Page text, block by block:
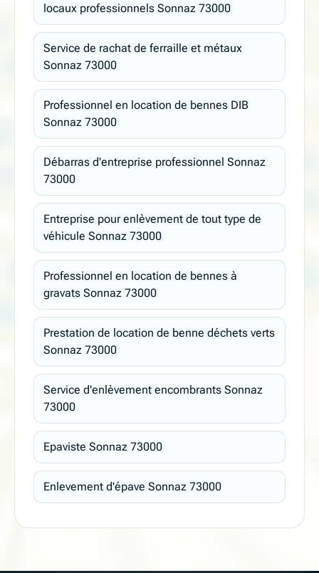
locaux professionnels Sonnaz 73000
Service de rachat de ferraille et métaux
Sonnaz 73000
Professionnel en location de bennes DIB
Sonnaz 73000
Débarras d'entreprise professionnel Sonnaz
73000
Entreprise pour enlèvement de tout type de
véhicule Sonnaz 73000
Professionnel en location de bennes à
gravats Sonnaz 73000
Prestation de location de benne déchets verts
Sonnaz 73000
Service d'enlèvement encombrants Sonnaz
73000
Epaviste Sonnaz 73000
Enlevement d'épave Sonnaz 73000